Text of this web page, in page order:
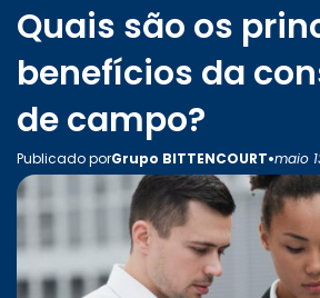
SOBRE NÓS
SERVIÇOS
INSIGHTS
Quais são os
benefícios da
de campo?
Publicado porGrupo BITTENCOURT•maio